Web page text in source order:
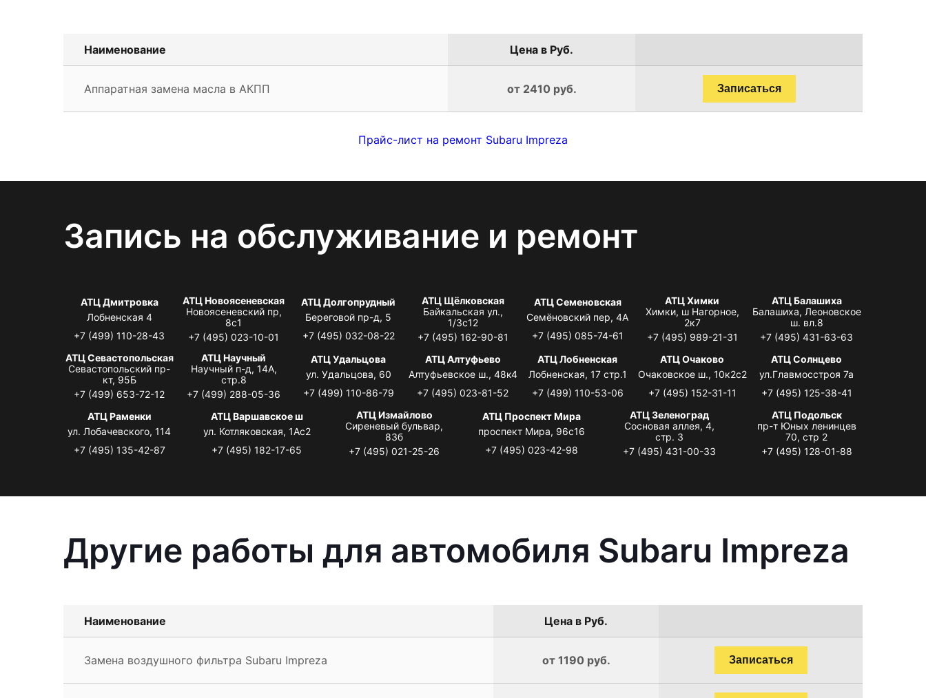
Наименование Цена в Руб.
Аппаратная замена масла в АКПП от 2410 руб. Записаться
Прайс-лист на ремонт Subaru Impreza
Запись на обслуживание и ремонт
АТЦ Дмитровка
Лобненская 4
+7 (499) 110-28-43
АТЦ Новоясеневская
Новоясеневский пр,
8с1
+7 (495) 023-10-01
АТЦ Долгопрудный
Береговой пр-д, 5
+7 (495) 032-08-22
АТЦ Щёлковская
Байкальская ул.,
1/3с12
+7 (495) 162-90-81
АТЦ Семеновская
Семёновский пер, 4А
+7 (495) 085-74-61
АТЦ Химки
Химки, ш Нагорное,
2к7
+7 (495) 989-21-31
АТЦ Балашиха
Балашиха, Леоновское
ш. вл.8
+7 (495) 431-63-63
АТЦ Севастопольская
Севастопольский пр-
кт, 95Б
+7 (499) 653-72-12
АТЦ Научный
Научный п-д, 14А,
стр.8
+7 (499) 288-05-36
АТЦ Удальцова
ул. Удальцова, 60
+7 (499) 110-86-79
АТЦ Алтуфьево
Алтуфьевское ш., 48к4
+7 (495) 023-81-52
АТЦ Лобненская
Лобненская, 17 стр.1
+7 (499) 110-53-06
АТЦ Очаково
Очаковское ш., 10к2с2
+7 (495) 152-31-11
АТЦ Солнцево
ул.Главмосстроя 7а
+7 (495) 125-38-41
АТЦ Раменки
ул. Лобачевского, 114
+7 (495) 135-42-87
АТЦ Варшавское ш
ул. Котляковская, 1Ас2
+7 (495) 182-17-65
АТЦ Измайлово
Сиреневый бульвар,
83б
+7 (495) 021-25-26
АТЦ Проспект Мира
проспект Мира, 96с16
+7 (495) 023-42-98
АТЦ Зеленоград
Сосновая аллея, 4,
стр. 3
+7 (495) 431-00-33
АТЦ Подольск
пр-т Юных ленинцев
70, стр 2
+7 (495) 128-01-88
Другие работы для автомобиля Subaru Impreza
Наименование Цена в Руб.
Замена воздушного фильтра Subaru Impreza от 1190 руб. Записаться